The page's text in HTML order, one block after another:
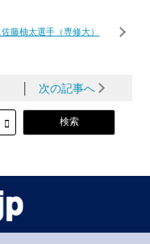
藤柚太選手（専修大）
│ 次の記事へ